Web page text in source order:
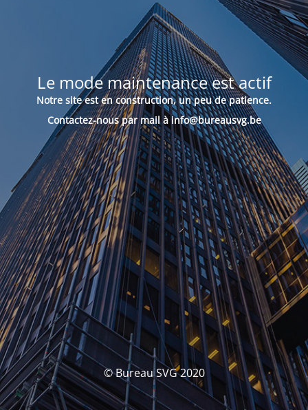
Le mode maintenance est actif
Notre site est en construction, un peu de patience.
Contactez-nous par mail à info@bureausvg.be
© Bureau SVG 2020